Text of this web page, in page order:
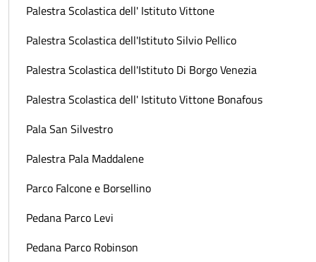
Palestra Scolastica dell' Istituto Vittone
Palestra Scolastica dell'Istituto Silvio Pellico
Palestra Scolastica dell'Istituto Di Borgo Venezia
Palestra Scolastica dell' Istituto Vittone Bonafous
Pala San Silvestro
Palestra Pala Maddalene
Parco Falcone e Borsellino
Pedana Parco Levi
Pedana Parco Robinson